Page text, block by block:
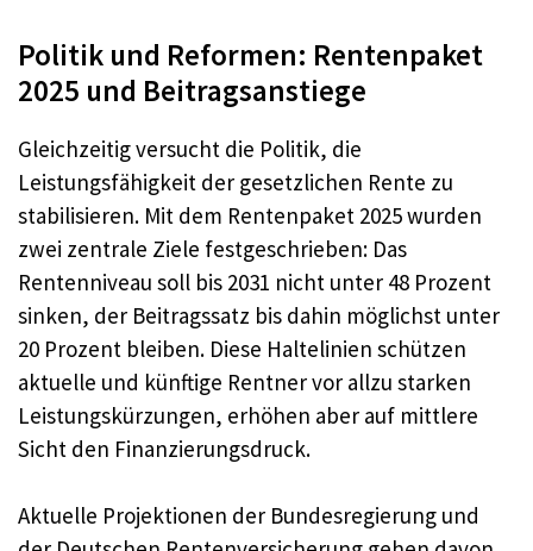
Politik und Reformen: Rentenpaket
2025 und Beitragsanstiege
Gleichzeitig versucht die Politik, die
Leistungsfähigkeit der gesetzlichen Rente zu
stabilisieren. Mit dem Rentenpaket 2025 wurden
zwei zentrale Ziele festgeschrieben: Das
Rentenniveau soll bis 2031 nicht unter 48 Prozent
sinken, der Beitragssatz bis dahin möglichst unter
20 Prozent bleiben. Diese Haltelinien schützen
aktuelle und künftige Rentner vor allzu starken
Leistungskürzungen, erhöhen aber auf mittlere
Sicht den Finanzierungsdruck.
Aktuelle Projektionen der Bundesregierung und